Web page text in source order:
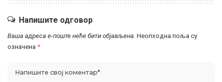
Напишите одговор
Ваша адреса е-поште неће бити објављена. Неопходна поља су
означена *